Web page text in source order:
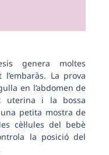
genera moltes
La prova
en l’abdomen de
uterina i la bossa
petita mostra de
cèl·lules del bebè
la posició del